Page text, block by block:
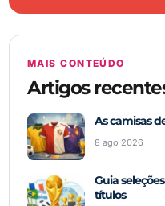
MAIS CONTEÚDO
Artigos
As camisas
8 ago 2026
Guia
títulos